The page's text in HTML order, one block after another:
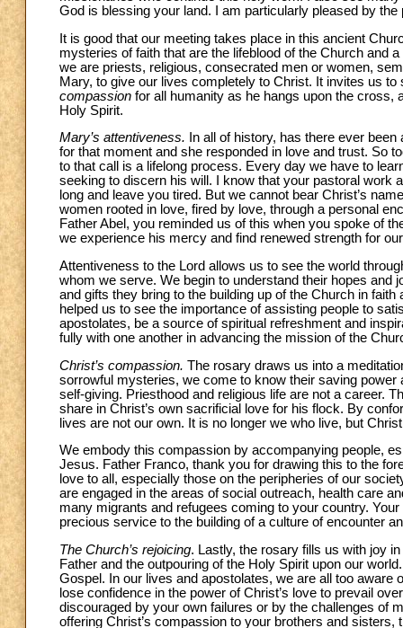
God is blessing your land. I am particularly pleased by
It is good that our meeting takes place in this ancient
mysteries of faith that are the lifeblood of the Church and
we are priests, religious, consecrated men or women,
Mary, to give our lives completely to Christ. It invites us to
compassion for all humanity as he hangs upon the cross,
Holy Spirit.
Mary’s attentiveness. In all of history, has there ever
for that moment and she responded in love and trust. So
to that call is a lifelong process. Every day we have to
seeking to discern his will. I know that your pastoral work
long and leave you tired. But we cannot bear Christ’s
women rooted in love, fired by love, through a personal
Father Abel, you reminded us of this when you spoke of
we experience his mercy and find renewed strength for
Attentiveness to the Lord allows us to see the world
whom we serve. We begin to understand their hopes
and gifts they bring to the building up of the Church in
helped us to see the importance of assisting people to
apostolates, be a source of spiritual refreshment and
fully with one another in advancing the mission of the
Christ’s compassion. The rosary draws us into a
sorrowful mysteries, we come to know their saving
self-giving. Priesthood and religious life are not a career.
share in Christ’s own sacrificial love for his flock. By
lives are not our own. It is no longer we who live, but
We embody this compassion by accompanying people,
Jesus. Father Franco, thank you for drawing this to the
love to all, especially those on the peripheries of our
are engaged in the areas of social outreach, health care
many migrants and refugees coming to your country.
precious service to the building of a culture of encounter
The Church’s rejoicing. Lastly, the rosary fills us with joy
Father and the outpouring of the Holy Spirit upon our
Gospel. In our lives and apostolates, we are all too
lose confidence in the power of Christ’s love to prevail
discouraged by your own failures or by the challenges of
offering Christ’s compassion to your brothers and